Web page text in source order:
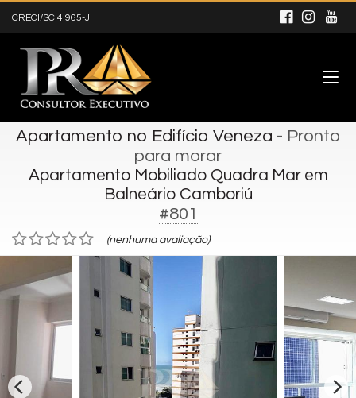
CRECI/SC 4.965-J
Apartamento no Edifício Veneza - Pronto
para morar
Apartamento Mobiliado Quadra Mar em
Balneário Camboriú
#801
(nenhuma avaliação)